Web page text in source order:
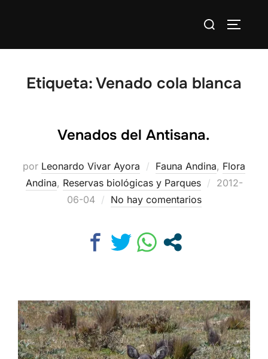
Buscar:
Etiqueta:Venado cola blanca
Venados del Antisana.
por Leonardo Vivar Ayora Fauna Andina, Flora
Andina, Reservas biológicas y Parques
Publicado
2012-
06-04
No hay comentarios